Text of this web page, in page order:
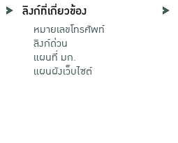
ลิงก์ที่เกี่ยวข้อง
หมายเลขโทรศัพท์
ลิงก์ด่วน
แผนที่ มก.
แผนผังเว็บไซต์